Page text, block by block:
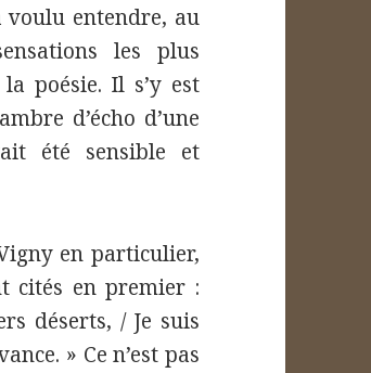
entendre, au
les plus
poésie. Il s’y est
d’écho d’une
été sensible et
en particulier,
cités en premier :
déserts, / Je suis
» Ce n’est pas